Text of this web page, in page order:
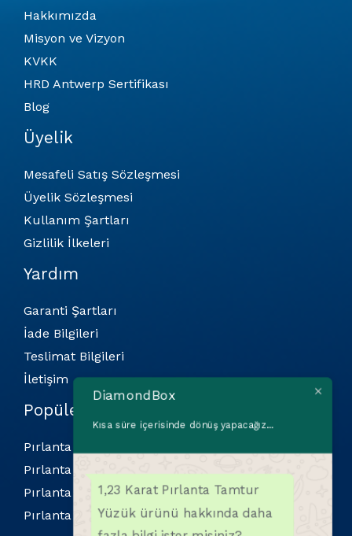
Hakkımızda
Misyon ve Vizyon
KVKK
HRD Antwerp Sertifikası
Blog
Üyelik
Mesafeli Satış Sözleşmesi
Üyelik Sözleşmesi
Kullanım Şartları
Gizlilik İlkeleri
Yardım
Garanti Şartları
İade Bilgileri
Teslimat Bilgileri
İletişim
Popüler Kategoriler
Pırlanta Bilekliler
Pırlanta Kolyeler
Pırlanta Küpeler
Pırlanta Yüzükler
DiamondBox
Kısa süre içerisinde dönüş yapacağız...
1,23 Karat Pırlanta Tamtur
Yüzük ürünü hakkında daha